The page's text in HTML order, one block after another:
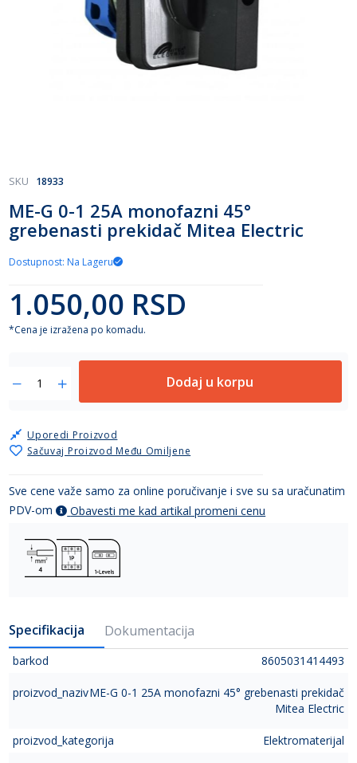
Skip
the
beginning
of
the
gallery
ME-G 0-1 25A monofazni 45°
grebenasti prekidač Mitea Electric
SKU 18933
Dostupnost: Na Lageru
1.050,00 RSD
*Cena je izražena po komadu.
Dodaj u korpu
Sačuvaj Proizvod Među Omiljene
Uporedi Proizvod
Sve cene važe samo za online poručivanje i sve su sa uračunatim
PDV-om
Obavesti me kad artikal promeni cenu
Specifikacija Dokumentacija
barkod 8605031414493
proizvod_nazivME-G 0-1 25A monofazni 45° grebenasti prekidač
Mitea Electric
proizvod_kategorija Elektromaterijal